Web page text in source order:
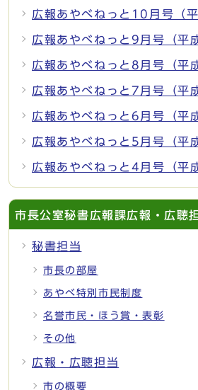
広報あやべねっと10月号（
広報あやべねっと9月号（平
広報あやべねっと8月号（平
広報あやべねっと7月号（平
広報あやべねっと6月号（平
広報あやべねっと5月号（平
広報あやべねっと4月号（平
市長公室秘書広報課広報・広聴
秘書担当
市長の部屋
あやべ特別市民制度
名誉市民・ほう賞・表彰
その他
広報・広聴担当
市の概要